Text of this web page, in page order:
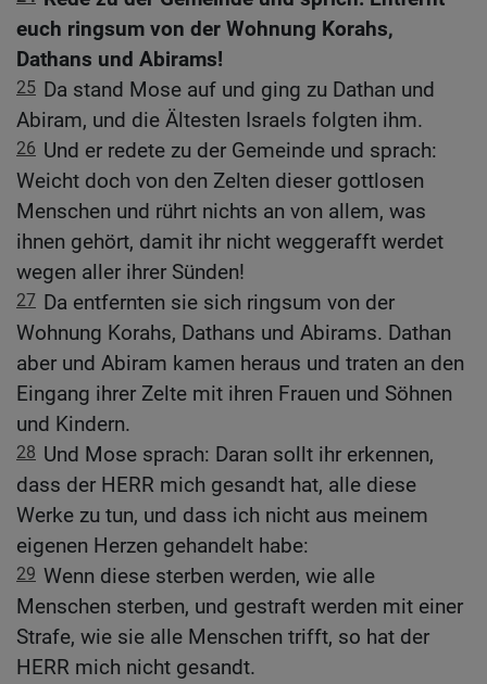
euch ringsum von der Wohnung Korahs,
Dathans und Abirams!
25 Da stand Mose auf und ging zu Dathan und
Abiram, und die Ältesten Israels folgten ihm.
26 Und er redete zu der Gemeinde und sprach:
Weicht doch von den Zelten dieser gottlosen
Menschen und rührt nichts an von allem, was
ihnen gehört, damit ihr nicht weggerafft werdet
wegen aller ihrer Sünden!
27 Da entfernten sie sich ringsum von der
Wohnung Korahs, Dathans und Abirams. Dathan
aber und Abiram kamen heraus und traten an den
Eingang ihrer Zelte mit ihren Frauen und Söhnen
und Kindern.
28 Und Mose sprach: Daran sollt ihr erkennen,
dass der HERR mich gesandt hat, alle diese
Werke zu tun, und dass ich nicht aus meinem
eigenen Herzen gehandelt habe:
29 Wenn diese sterben werden, wie alle
Menschen sterben, und gestraft werden mit einer
Strafe, wie sie alle Menschen trifft, so hat der
HERR mich nicht gesandt.